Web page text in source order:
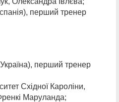
перший тренер
перший тренер
Східної Кароліни,
Маруланда;